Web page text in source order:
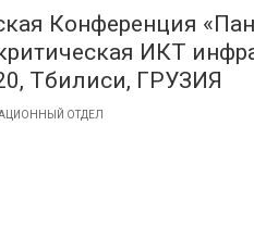
Конференция
ИКТ
Тбилиси, ГРУЗИЯ
ОТДЕЛ